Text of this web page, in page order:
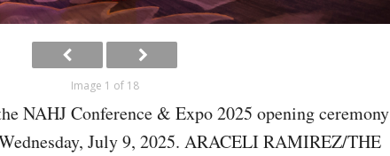
Image 1 of 18
NAHJ Conference & Expo 2025 opening ceremony
July 9, 2025. ARACELI RAMIREZ/THE